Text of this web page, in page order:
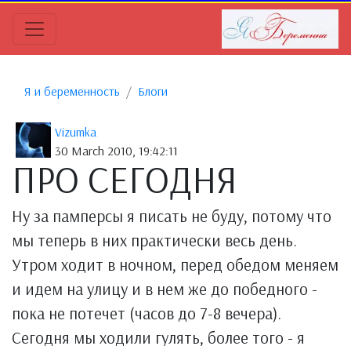
Я и беременность Блоги
Vizumka
30 March 2010, 19:42:11
ПРО СЕГОДНЯ
Ну за памперсы я писать не буду, потому что
мы теперь в них практически весь день.
Утром ходит в ночном, перед обедом меняем
и идем на улицу и в нем же до победного -
пока не потечет (часов до 7-8 вечера).
Сегодня мы ходили гулять, более того - я